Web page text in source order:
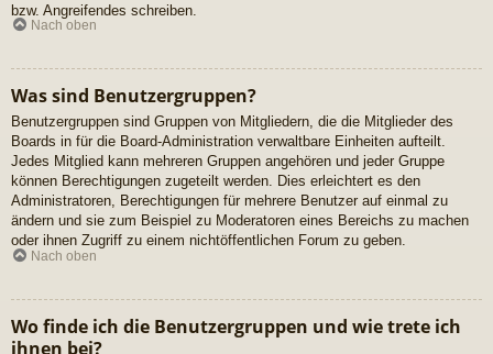
bzw. Angreifendes schreiben.
Nach oben
Was sind Benutzergruppen?
Benutzergruppen sind Gruppen von Mitgliedern, die die Mitglieder des
Boards in für die Board-Administration verwaltbare Einheiten aufteilt.
Jedes Mitglied kann mehreren Gruppen angehören und jeder Gruppe
können Berechtigungen zugeteilt werden. Dies erleichtert es den
Administratoren, Berechtigungen für mehrere Benutzer auf einmal zu
ändern und sie zum Beispiel zu Moderatoren eines Bereichs zu machen
oder ihnen Zugriff zu einem nichtöffentlichen Forum zu geben.
Nach oben
Wo finde ich die Benutzergruppen und wie trete ich
ihnen bei?